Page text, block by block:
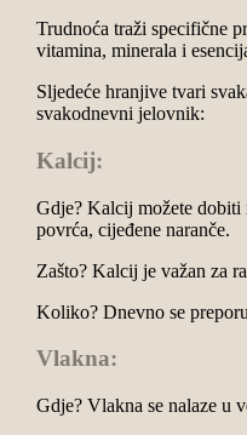
Trudnoća traži specifične
vitamina, minerala i
Sljedeće hranjive tvari
svakodnevni jelovnik:
Kalcij:
Gdje? Kalcij možete
povrća, cijeđene naranče.
Zašto? Kalcij je važan za
Koliko? Dnevno se
Vlakna:
Gdje? Vlakna se nalaze u